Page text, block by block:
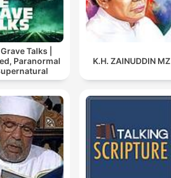
Talks |
Paranormal
K.H. ZAINUDDIN MZ